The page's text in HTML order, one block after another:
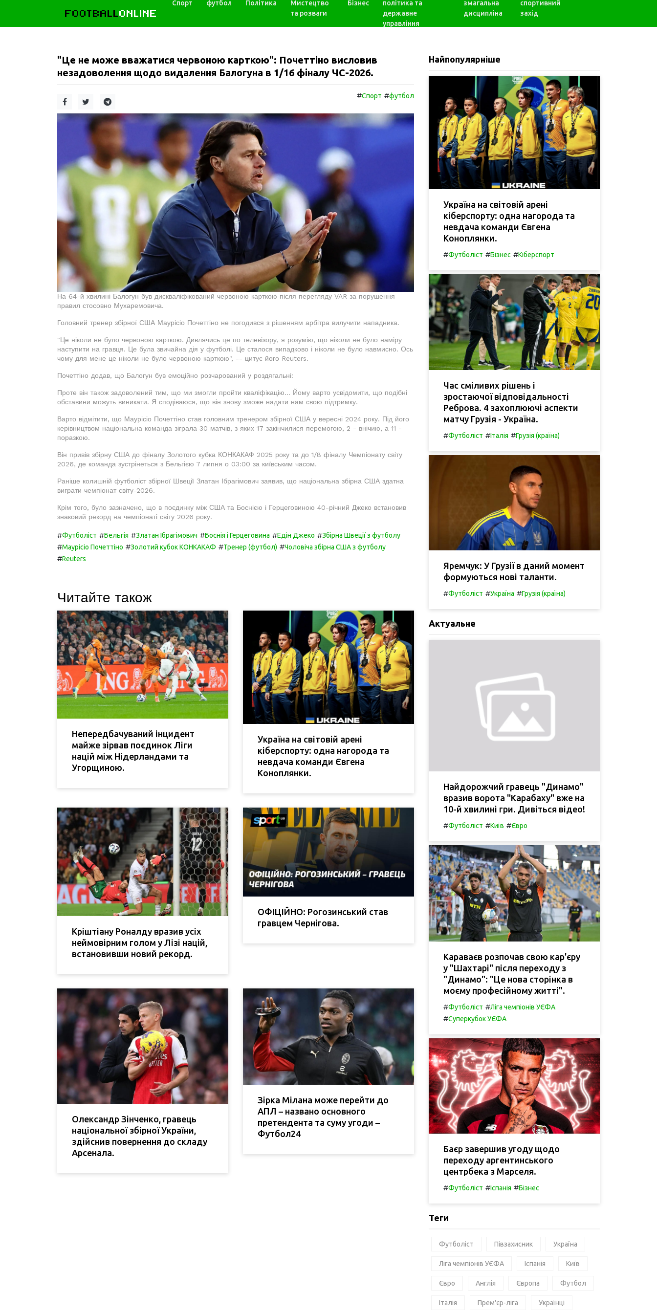
FOOTBALLONLINE
Спорт футбол Політика
Мистецтво
та розваги
Бізнес
політика та
державне
управління
змагальна
дисципліна
спортивний
захід
"Це не може вважатися червоною карткою": Почеттіно висловив
незадоволення щодо видалення Балогуна в 1/16 фіналу ЧС-2026.
#Спорт #футбол
На 64-й хвилині Балогун був дискваліфікований червоною карткою після перегляду VAR за порушення
правил стосовно Мухаремовича.
Головний тренер збірної США Маурісіо Почеттіно не погодився з рішенням арбітра вилучити нападника.
"Це ніколи не було червоною карткою. Дивлячись це по телевізору, я розумію, що ніколи не було наміру
наступити на гравця. Це була звичайна дія у футболі. Це сталося випадково і ніколи не було навмисно. Ось
чому для мене це ніколи не було червоною карткою", -- цитує його Reuters.
Почеттіно додав, що Балогун був емоційно розчарований у роздягальні:
Проте він також задоволений тим, що ми змогли пройти кваліфікацію... Йому варто усвідомити, що подібні
обставини можуть виникати. Я сподіваюся, що він знову зможе надати нам свою підтримку.
Варто відмітити, що Маурісіо Почеттіно став головним тренером збірної США у вересні 2024 року. Під його
керівництвом національна команда зіграла 30 матчів, з яких 17 закінчилися перемогою, 2 - внічию, а 11 -
поразкою.
Він привів збірну США до фіналу Золотого кубка КОНКАКАФ 2025 року та до 1/8 фіналу Чемпіонату світу
2026, де команда зустрінеться з Бельгією 7 липня о 03:00 за київським часом.
Раніше колишній футболіст збірної Швеції Златан Ібрагімович заявив, що національна збірна США здатна
виграти чемпіонат світу-2026.
Крім того, було зазначено, що в поєдинку між США та Боснією і Герцеговиною 40-річний Джеко встановив
знаковий рекорд на чемпіонаті світу 2026 року.
#Футболіст #Бельгія #Златан Ібрагімович #Боснія і Герцеговина #Едін Джеко #Збірна Швеції з футболу
#Маурісіо Почеттіно #Золотий кубок КОНКАКАФ #Тренер (футбол) #Чоловіча збірна США з футболу
#Reuters
Читайте також
Непередбачуваний інцидент
майже зірвав поєдинок Ліги
націй між Нідерландами та
Угорщиною.
Україна на світовій арені
кіберспорту: одна нагорода та
невдача команди Євгена
Коноплянки.
Кріштіану Роналду вразив усіх
неймовірним голом у Лізі націй,
встановивши новий рекорд.
ОФІЦІЙНО: Рогозинський став
гравцем Чернігова.
Олександр Зінченко, гравець
національної збірної України,
здійснив повернення до складу
Арсенала.
Зірка Мілана може перейти до
АПЛ – названо основного
претендента та суму угоди –
Футбол24
Найпопулярніше
Україна на світовій арені
кіберспорту: одна нагорода та
невдача команди Євгена
Коноплянки.
#Футболіст #Бізнес #Кіберспорт
Час сміливих рішень і
зростаючої відповідальності
Реброва. 4 захоплюючі аспекти
матчу Грузія - Україна.
#Футболіст #Італія #Грузія (країна)
Яремчук: У Грузії в даний момент
формуються нові таланти.
#Футболіст #Україна #Грузія (країна)
Актуальне
Найдорожчий гравець "Динамо"
вразив ворота "Карабаху" вже на
10-й хвилині гри. Дивіться відео!
#Футболіст #Київ #Євро
Караваєв розпочав свою кар'єру
у "Шахтарі" після переходу з
"Динамо": "Це нова сторінка в
моєму професійному житті".
#Футболіст #Ліга чемпіонів УЄФА
#Суперкубок УЄФА
Баєр завершив угоду щодо
переходу аргентинського
центрбека з Марселя.
#Футболіст #Іспанія #Бізнес
Теги
Футболіст Півзахисник Україна
Ліга чемпіонів УЄФА Іспанія Київ
Євро Англія Європа Футбол
Італія Прем'єр-ліга Українці